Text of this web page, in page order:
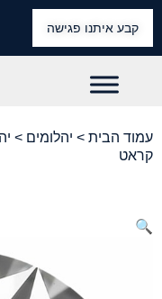
קבע איתנו פגישה
עמוד הבית > יהלומים >
קראט
🔍